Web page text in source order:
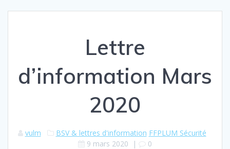
Lettre
d’information Mars
2020
vulm BSV & lettres d'information FFPLUM Sécurité
9 mars 2020 | 0